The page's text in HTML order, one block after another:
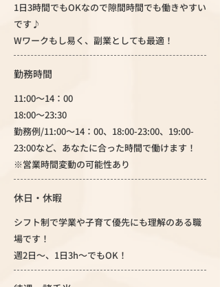
1日3時間でもOKなので隙間時間でも働きやすい
です♪
Wワークもし易く、副業としても最適！
勤務時間
11:00～14：00
18:00～23:30
勤務例/11:00～14：00、18:00-23:00、19:00-
23:00など、あなたに合った時間で働けます！
※営業時間変動の可能性あり
休日・休暇
シフト制で学業や子育て優先にも理解のある職
場です！
週2日～、1日3h～でもOK！